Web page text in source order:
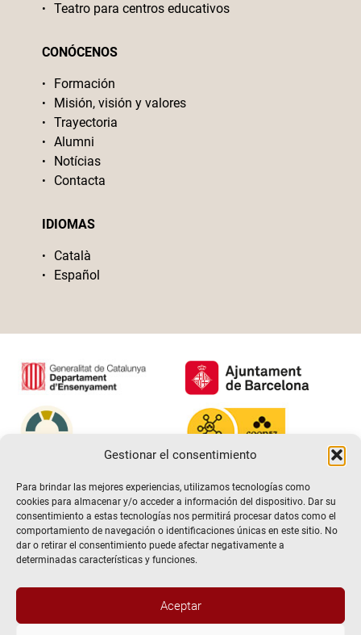
Gestionar el consentimiento
Para brindar las mejores experiencias, utilizamos tecnologías como
cookies para almacenar y/o acceder a información del dispositivo. Dar su
consentimiento a estas tecnologías nos permitirá procesar datos como el
comportamiento de navegación o identificaciones únicas en este sitio. No
dar o retirar el consentimiento puede afectar negativamente a
determinadas características y funciones.
Aceptar
Teatro para centros educativos
CONÓCENOS
Formación
Misión, visión y valores
Trayectoria
Alumni
Notícias
Contacta
IDIOMAS
Català
Español